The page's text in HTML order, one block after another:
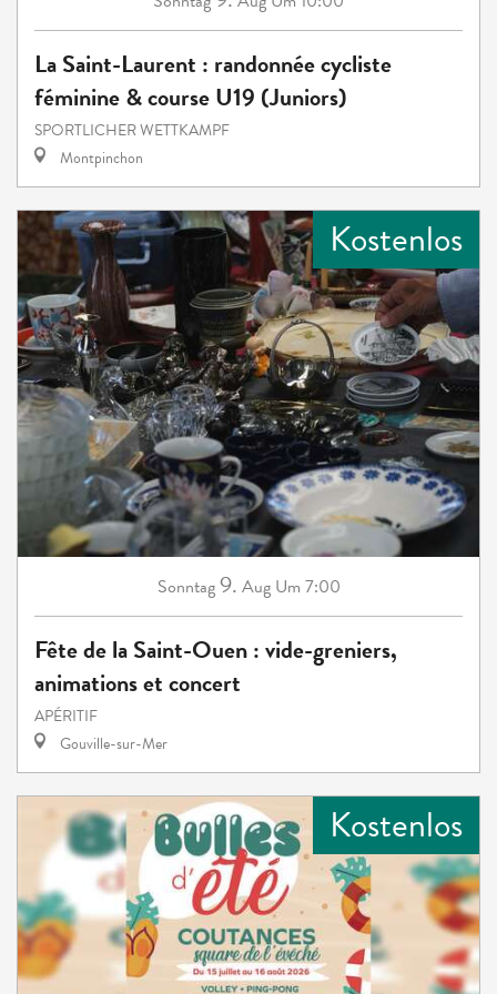
La Saint-Laurent : randonnée cycliste
féminine & course U19 (Juniors)
SPORTLICHER WETTKAMPF
Montpinchon
Kostenlos
Sonntag9. Aug Um 7:00
Fête de la Saint-Ouen : vide-greniers,
animations et concert
APÉRITIF
Gouville-sur-Mer
Kostenlos